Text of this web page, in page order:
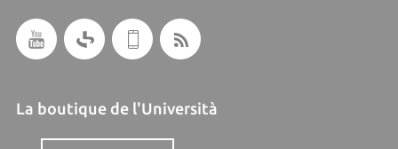
La boutique de l'Università